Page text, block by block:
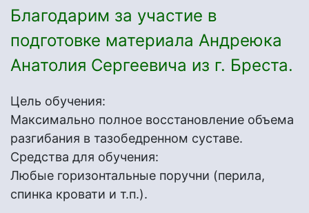
Благодарим за участие в
подготовке материала Андреюка
Анатолия Сергеевича из г. Бреста.
Цель обучения:
Максимально полное восстановление объема
разгибания в тазобедренном суставе.
Средства для обучения:
Любые горизонтальные поручни (перила,
спинка кровати и т.п.).